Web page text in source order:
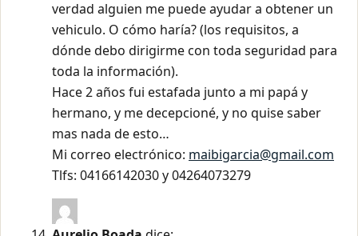
verdad alguien me puede ayudar a obtener un
vehiculo. O cómo haría? (los requisitos, a
dónde debo dirigirme con toda seguridad para
toda la información).
Hace 2 años fui estafada junto a mi papá y
hermano, y me decepcioné, y no quise saber
mas nada de esto…
Mi correo electrónico: maibigarcia@gmail.com
Tlfs: 04166142030 y 04264073279